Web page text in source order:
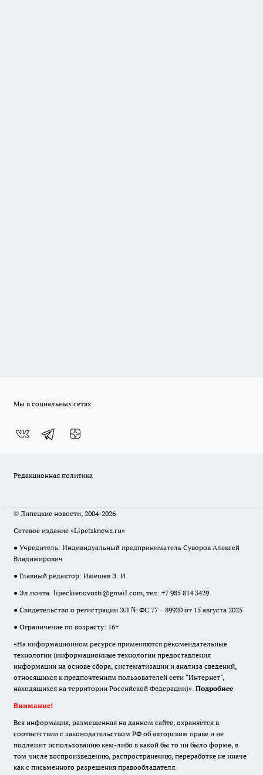
Мы в социальных сетях
Редакционная политика
© Липецкие новости, 2004-2026
Сетевое издание «Lipetsknews.ru»
● Учредитель: Индивидуальный предприниматель Суворов Алексей
Владимирович
● Главный редактор: Имешев Э. И.
● Эл.почта: lipeckienovosti@gmail.com, тел: +7 985 814 3429
● Свидетельство о регистрации ЭЛ № ФС 77 – 89920 от 15 августа 2025
● Ограничение по возрасту: 16+
«На информационном ресурсе применяются рекомендательные
технологии (информационные технологии предоставления
информации на основе сбора, систематизации и анализа сведений,
относящихся к предпочтениям пользователей сети "Интернет",
находящихся на территории Российской Федерации)». Подробнее
Внимание!
Вся информация, размещенная на данном сайте, охраняется в
соответствии с законодательством РФ об авторском праве и не
подлежит использованию кем-либо в какой бы то ни было форме, в
том числе воспроизведению, распространению, переработке не иначе
как с письменного разрешения правообладателя.